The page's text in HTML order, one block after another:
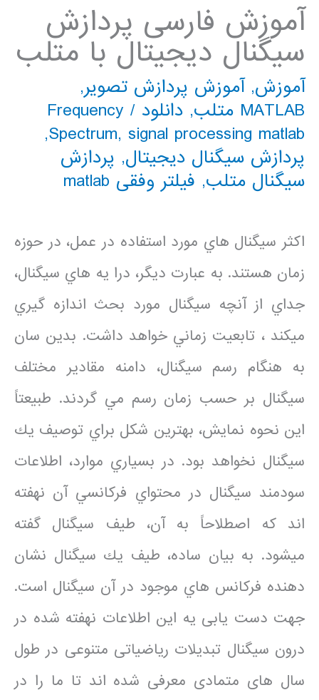
آموزش فارسی پردازش
سیگنال دیجیتال با متلب
آموزش,آموزش پردازش تصویر,
MATLAB متلب
, دانلود /
Frequency
Spectrum, signal processing matlab
,
پردازش سیگنال دیجیتال, پردازش
سیگنال متلب, فیلتر وفقی matlab
اكثر سيگنال هاي مورد استفاده در عمل، در حوزه
زمان هستند. به عبارت ديگر، درا یه هاي سيگنال،
جداي از آنچه سيگنال مورد بحث اندازه گيري
ميكند ، تابعيت زماني خواهد داشت. بدين سان
به هنگام رسم سيگنال، دامنه مقادير مختلف
سيگنال بر حسب زمان رسم مي گردند. طبيعتاً
اين نحوه نمايش، بهترين شكل براي توصيف يك
سيگنال نخواهد بود. در بسياري موارد، اطلاعات
سودمند سيگنال در محتواي فركانسي آن نهفته
اند كه اصطلاحاً به آن، طيف سيگنال گفته
ميشود. به بيان ساده، طيف يك سيگنال نشان
دهنده فركانس هاي موجود در آن سيگنال است.
جهت دست یابی یه این اطلاعات نهفته شده در
درون سیگنال تبدیلات ریاضیاتی متنوعی در طول
سال های متمادی معرفی شده اند تا ما را در